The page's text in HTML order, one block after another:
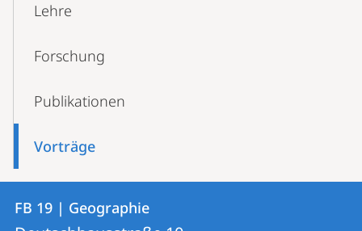
Lehre
Forschung
Publikationen
Vorträge
Kontakt
Kontaktinformationen
FB
FB 19 | Geographie